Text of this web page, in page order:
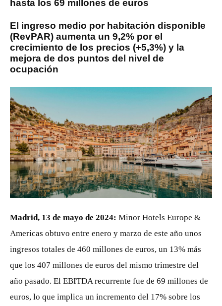
hasta los 69 millones de euros
El ingreso medio por habitación disponible
(RevPAR) aumenta un 9,2% por el
crecimiento de los precios (+5,3%) y la
mejora de dos puntos del nivel de
ocupación
JPG
Madrid, 13 de mayo de 2024: Minor Hotels Europe &
Americas obtuvo entre enero y marzo de este año unos
ingresos totales de 460 millones de euros, un 13% más
que los 407 millones de euros del mismo trimestre del
año pasado. El EBITDA recurrente fue de 69 millones de
euros, lo que implica un incremento del 17% sobre los